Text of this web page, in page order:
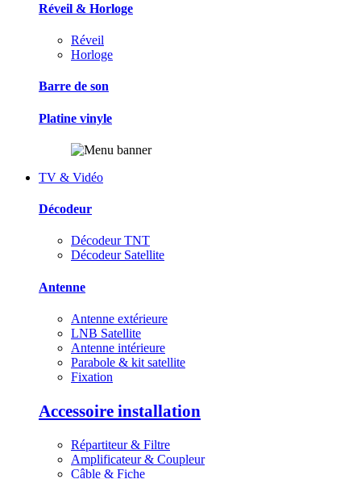
Réveil & Horloge
Réveil
Horloge
Barre de son
Platine vinyle
TV & Vidéo
Décodeur
Décodeur TNT
Décodeur Satellite
Antenne
Antenne extérieure
LNB Satellite
Antenne intérieure
Parabole & kit satellite
Fixation
Accessoire installation
Répartiteur & Filtre
Amplificateur & Coupleur
Câble & Fiche